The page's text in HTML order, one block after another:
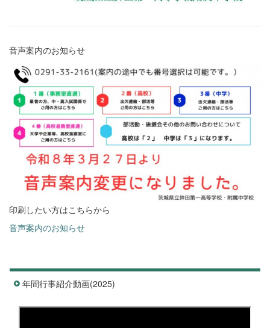
音声案内のお知らせ
印刷したい方はこちらから
音声案内のお知らせ
年間行事紹介動画(2025)